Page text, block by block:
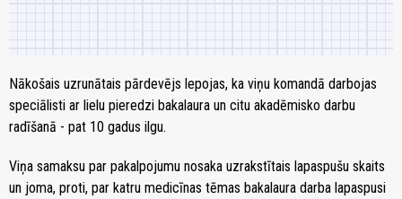
Nākošais uzrunātais pārdevējs lepojas, ka viņu komandā darbojas
speciālisti ar lielu pieredzi bakalaura un citu akadēmisko darbu
radīšanā - pat 10 gadus ilgu.
Viņa samaksu par pakalpojumu nosaka uzrakstītais lapaspušu skaits
un joma, proti, par katru medicīnas tēmas bakalaura darba lapaspusi